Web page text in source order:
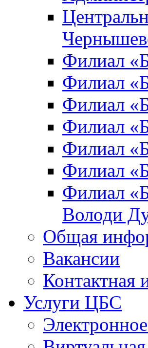
Филиал
Филиал
Филиал
Филиал
Филиал
Филиал
Филиал
Володи
Общая
Вакансии
Контактная
Услуги ЦБС